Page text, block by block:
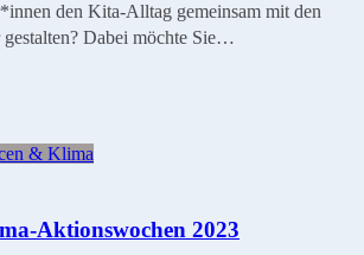
den Kita-Alltag gemeinsam mit den
Dabei möchte Sie…
& Klima
Aktionswochen 2023